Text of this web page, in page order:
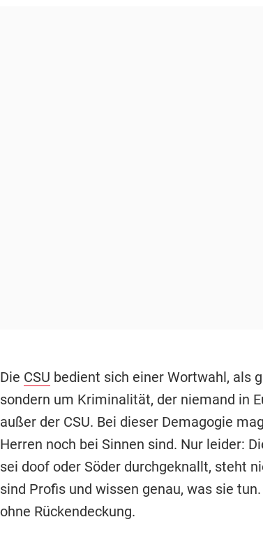
Die CSU bedient sich einer Wortwahl, als
sondern um Kriminalität, der niemand in
außer der CSU. Bei dieser Demagogie
Herren noch bei Sinnen sind. Nur leider:
sei doof oder Söder durchgeknallt, steht
sind Profis und wissen genau, was sie
ohne Rückendeckung.